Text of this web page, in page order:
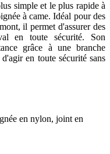
simple et le plus rapide à
à came. Idéal pour des
il permet d'assurer des
en toute sécurité. Son
grâce à une branche
en toute sécurité sans
en nylon, joint en